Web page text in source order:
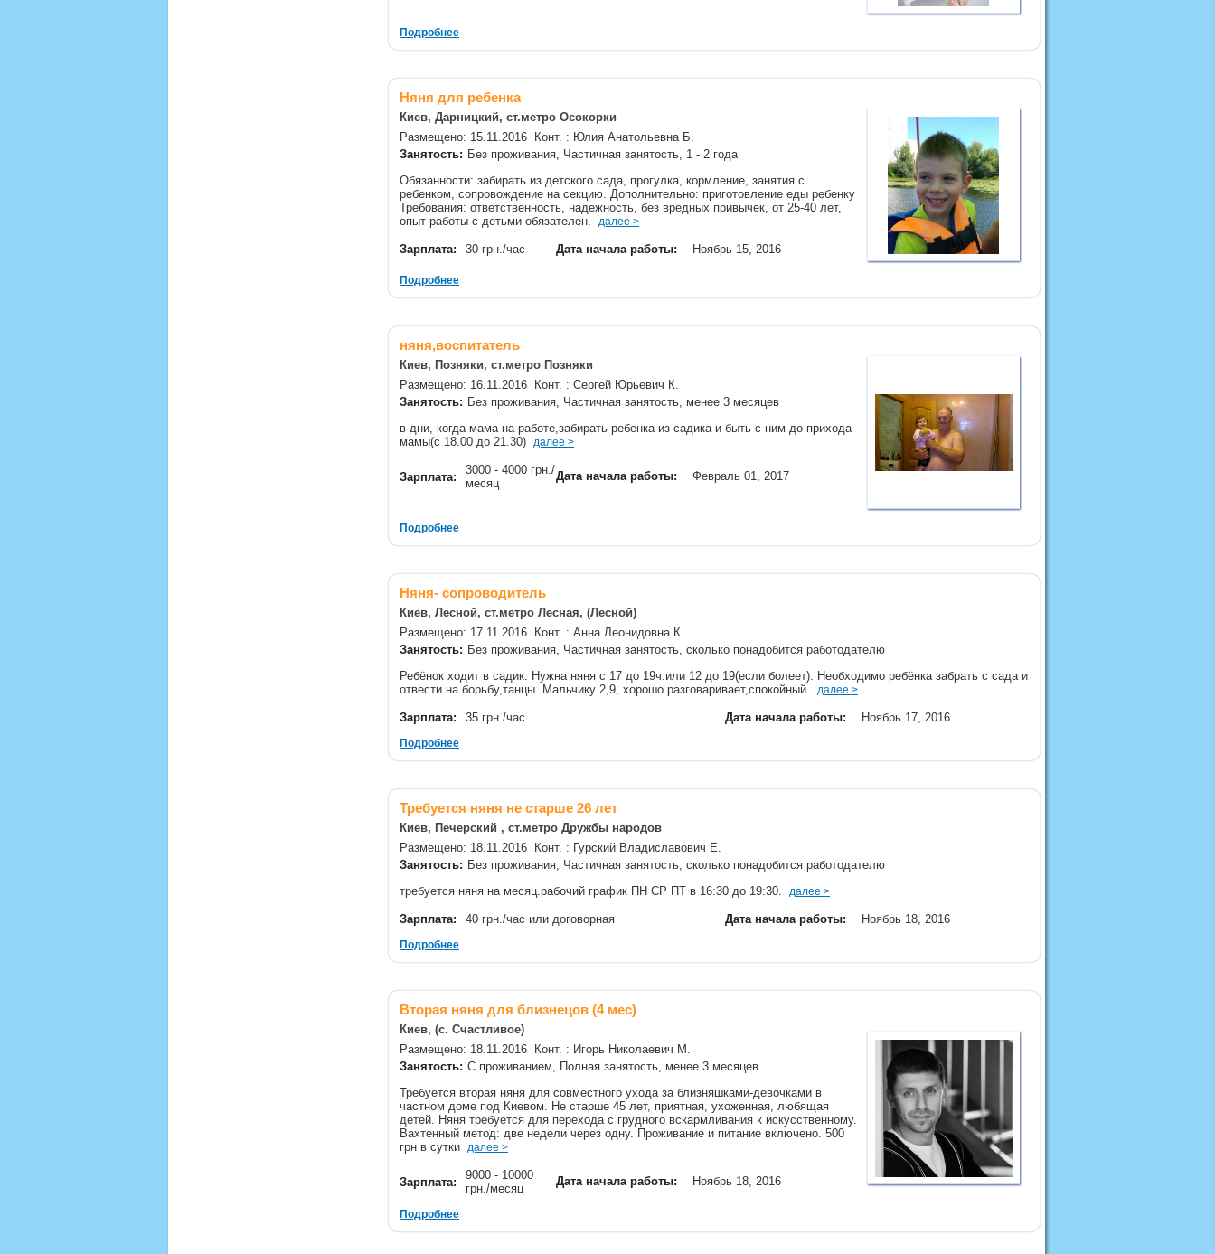
Подробнее
Няня для ребенка
Киев, Дарницкий, ст.метро Осокорки
Размещено: 15.11.2016 Конт. : Юлия Анатольевна Б.
Занятость: Без проживания, Частичная занятость, 1 - 2 года
Обязанности: забирать из детского сада, прогулка, кормление, занятия с
ребенком, сопровождение на секцию. Дополнительно: приготовление еды ребенку
Требования: ответственность, надежность, без вредных привычек, от 25-40 лет,
опыт работы с детьми обязателен. далее >
Зарплата: 30 грн./час Дата начала работы: Ноябрь 15, 2016
Подробнее
няня,воспитатель
Киев, Позняки, ст.метро Позняки
Размещено: 16.11.2016 Конт. : Сергей Юрьевич К.
Занятость: Без проживания, Частичная занятость, менее 3 месяцев
в дни, когда мама на работе,забирать ребенка из садика и быть с ним до прихода
мамы(с 18.00 до 21.30) далее >
Зарплата:
3000 - 4000 грн./
месяц
Дата начала работы: Февраль 01, 2017
Подробнее
Няня- сопроводитель
Киев, Лесной, ст.метро Лесная, (Лесной)
Размещено: 17.11.2016 Конт. : Анна Леонидовна К.
Занятость: Без проживания, Частичная занятость, сколько понадобится работодателю
Ребёнок ходит в садик. Нужна няня с 17 до 19ч.или 12 до 19(если болеет). Необходимо ребёнка забрать с сада и
отвести на борьбу,танцы. Мальчику 2,9, хорошо разговаривает,спокойный. далее >
Зарплата: 35 грн./час Дата начала работы: Ноябрь 17, 2016
Подробнее
Требуется няня не старше 26 лет
Киев, Печерский , ст.метро Дружбы народов
Размещено: 18.11.2016 Конт. : Гурский Владиславович Е.
Занятость: Без проживания, Частичная занятость, сколько понадобится работодателю
требуется няня на месяц.рабочий график ПН СР ПТ в 16:30 до 19:30. далее >
Зарплата: 40 грн./час или договорная Дата начала работы: Ноябрь 18, 2016
Подробнее
Вторая няня для близнецов (4 мес)
Киев, (с. Счастливое)
Размещено: 18.11.2016 Конт. : Игорь Николаевич М.
Занятость: С проживанием, Полная занятость, менее 3 месяцев
Требуется вторая няня для совместного ухода за близняшками-девочками в
частном доме под Киевом. Не старше 45 лет, приятная, ухоженная, любящая
детей. Няня требуется для перехода с грудного вскармливания к искусственному.
Вахтенный метод: две недели через одну. Проживание и питание включено. 500
грн в сутки далее >
Зарплата:
9000 - 10000
грн./месяц
Дата начала работы: Ноябрь 18, 2016
Подробнее